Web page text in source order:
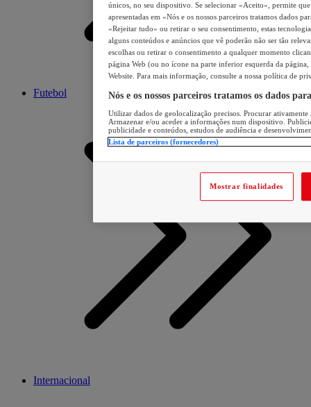
Futebol
Internacional
únicos, no seu dispositivo. Se selecionar «Aceito», permite
apresentadas em «Nós e os nossos parceiros tratamos dados
«Rejeitar tudo» ou retirar o seu consentimento, estas
alguns conteúdos e anúncios que vê poderão não ser tão
escolhas ou retirar o consentimento a qualquer momento
página Web (ou no ícone na parte inferior esquerda da página,
Website. Para mais informação, consulte a nossa política de
Nós e os nossos parceiros tratamos os dados
Utilizar dados de geolocalização precisos. Procurar
Armazenar e/ou aceder a informações num dispositivo.
publicidade e conteúdos, estudos de audiência e
Lista de parceiros (fornecedores)
Mostrar finalidades